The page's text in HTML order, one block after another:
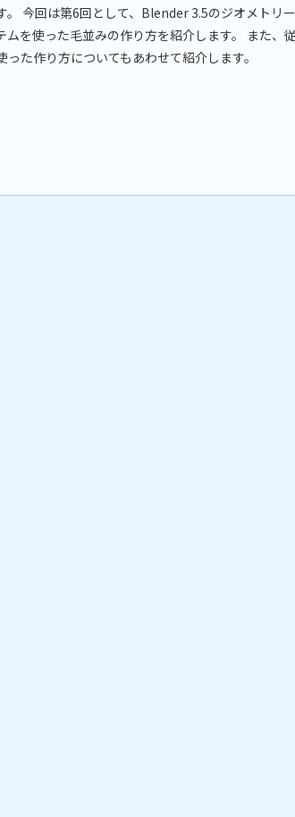
。 今回は第6回として、Blender 3.5のジオメトリ
ムを使った毛並みの作り方を紹介します。 また、
った作り方についてもあわせて紹介します。